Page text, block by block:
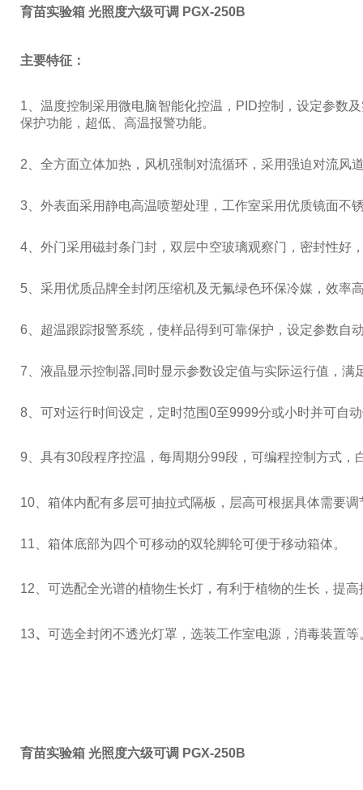
育苗实验箱 光照度六级可调 PGX-250B
主要特征：
1 、温度控制采用微电脑智能化控温， PID控制，设定参数
保护功能，超低、高温报警功能。
2 、全方面立体加热，风机强制对流循环，采用强迫对流
3 、外表面采用静电高温喷塑处理，工作室采用优质镜面不
4 、外门采用磁封条门封，双层中空玻璃观察门，密封性
5 、采用优质品牌全封闭压缩机及无氟绿色环保冷媒，效
6 、超温跟踪报警系统，使样品得到可靠保护，设定参数自
7 、液晶显示控制器,同时显示参数设定值与实际运行值，满
8 、可对运行时间设定，定时范围0至9999分或小时并可自
9、具有30段程序控温，每周期分99段，可编程控制方式，
10、箱体内配有多层可抽拉式隔板，层高可根据具体需要调
11 、箱体底部为四个可移动的双轮脚轮可便于移动箱体。
12 、可选配全光谱的植物生长灯，有利于植物的生长，提
13、 可选全封闭不透光灯罩，选装工作室电源，消毒装置等
育苗实验箱 光照度六级可调 PGX-250B